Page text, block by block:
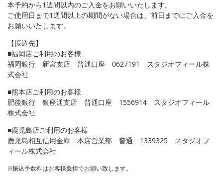
本予約から1週間以内のご入金をお願いいたします。
ご使用日まで1週間以上の期間がない場合は、前日までにご入金を
お願いいたします。
【振込先】
■福岡店ご利用のお客様
福岡銀行 新宮支店 普通口座 0627191 スタジオフィール株
式会社
■熊本店ご利用のお客様
肥後銀行 銀座通支店 普通口座 1556914 スタジオフィール
株式会社
■鹿児島店ご利用のお客様
鹿児島相互信用金庫 本店営業部 普通 1339325 スタジオフ
ィール株式会社
※振込手数料はお客様負担でお願い致します。